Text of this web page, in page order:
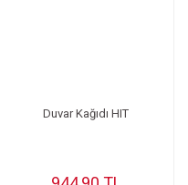
Duvar Kağıdı HIT